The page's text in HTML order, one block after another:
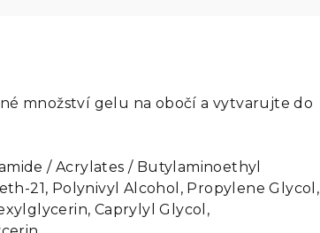
množství gelu na obočí a vytvarujte do
/ Acrylates / Butylaminoethyl
21, Polynivyl Alcohol, Propylene Glycol,
Caprylyl Glycol,